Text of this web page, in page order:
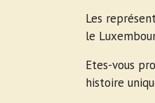
Les
le
Etes-vous
histoire